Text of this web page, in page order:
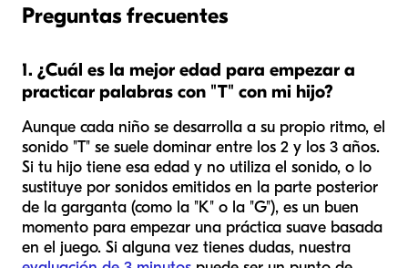
Preguntas frecuentes
1. ¿Cuál es la mejor edad para empezar a
practicar palabras con "T" con mi hijo?
Aunque cada niño se desarrolla a su propio ritmo, el
sonido "T" se suele dominar entre los 2 y los 3 años.
Si tu hijo tiene esa edad y no utiliza el sonido, o lo
sustituye por sonidos emitidos en la parte posterior
de la garganta (como la "K" o la "G"), es un buen
momento para empezar una práctica suave basada
en el juego. Si alguna vez tienes dudas, nuestra